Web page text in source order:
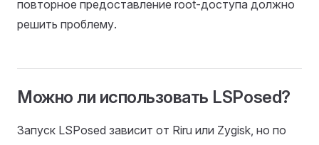
повторное предоставление root-доступа должно
решить проблему.
Можно ли использовать LSPosed?
Запуск LSPosed зависит от Riru или Zygisk, но по